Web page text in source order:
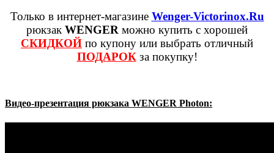
Только в интернет-магазине Wenger-Victorinox.Ru
рюкзак WENGER можно купить с хорошей
СКИДКОЙ по купону или выбрать отличный
ПОДАРОКза покупку!
Видео-презентация рюкзака WENGER Photon: